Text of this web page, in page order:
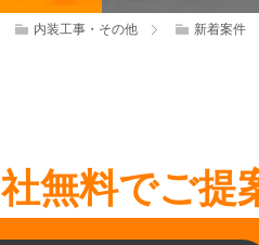
内装工事・その他 新着案件
社無料でご提